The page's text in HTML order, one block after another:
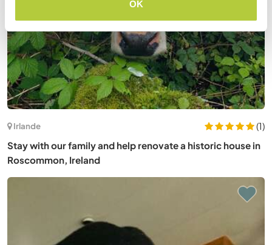
OK
Irlande
(1)
Stay with our family and help renovate a historic house in
Roscommon, Ireland